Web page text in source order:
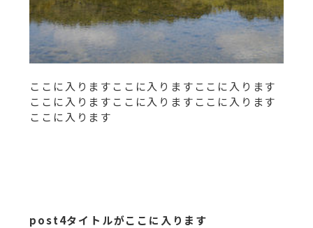
ここに入りますここに入りますここに入ります
ここに入りますここに入りますここに入ります
ここに入ります
post4タイトルがここに入ります